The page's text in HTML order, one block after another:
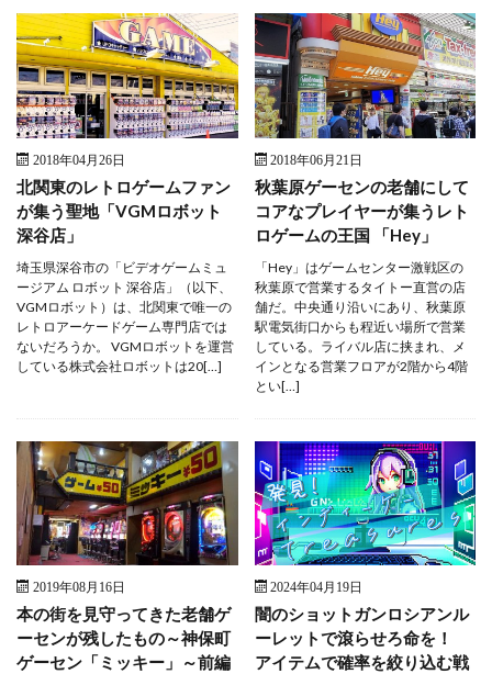
2018年04月26日
北関東のレトロゲームファン
が集う聖地「VGMロボット
深谷店」
埼玉県深谷市の「ビデオゲームミュ
ージアム ロボット 深谷店」（以下、
VGMロボット）は、北関東で唯一の
レトロアーケードゲーム専門店では
ないだろうか。 VGMロボットを運営
している株式会社ロボットは20[…]
2018年06月21日
秋葉原ゲーセンの老舗にして
コアなプレイヤーが集うレト
ロゲームの王国 「Hey」
「Hey」はゲームセンター激戦区の
秋葉原で営業するタイトー直営の店
舗だ。中央通り沿いにあり、秋葉原
駅電気街口からも程近い場所で営業
している。ライバル店に挟まれ、メ
インとなる営業フロアが2階から4階
とい[…]
2019年08月16日
本の街を見守ってきた老舗ゲ
ーセンが残したもの～神保町
ゲーセン「ミッキー」～前編
2024年04月19日
闇のショットガンロシアンル
ーレットで滾らせろ命を！
アイテムで確率を絞り込む戦